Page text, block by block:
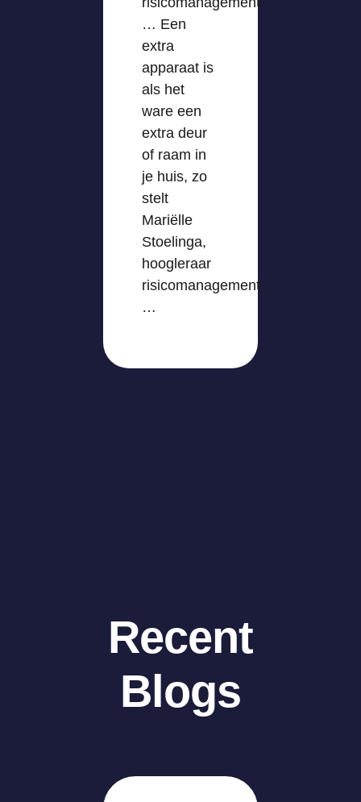
… Een
extra
apparaat is
als het
ware een
extra deur
of raam in
je huis, zo
stelt
Mariëlle
Stoelinga,
hoogleraar
risicomanagement
…
Recent
Blogs